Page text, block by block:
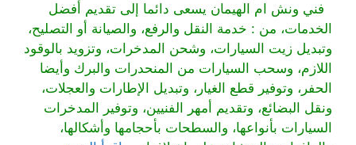
فني ونش ام الهيمان يسعى دائما إلى تقديم أفضل
الخدمات، من : خدمة النقل والرفع، والصيانة أو التصليح،
وتبديل زيت السيارات، وشحن المدخرات، وتزويد بالوقود
اللازم، وسحب السيارات من المنحدرات والبرك وأيضا
الحفر، وتوفير قطع الغيار، وتبديل الإطارات والعجلات،
ونقل البضائع، وتقديم أمهر الفنيين، وتوفير المدخرات
السيارات بأنواعها، والسطحات بأحجامها وأشكالها،